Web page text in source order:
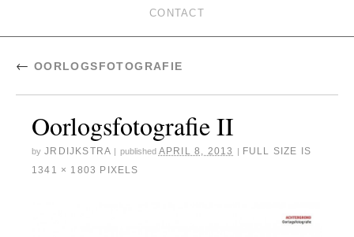
CONTACT
← OORLOGSFOTOGRAFIE
Oorlogsfotografie II
by JRDIJKSTRA | published APRIL 8, 2013 | FULL SIZE IS
1341 × 1803 PIXELS